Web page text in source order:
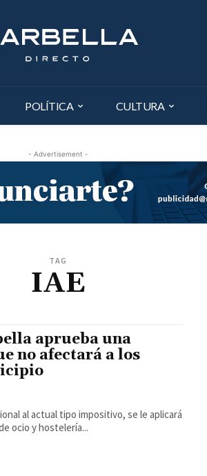
POLÍTICA CULTURA
- Advertisement -
TAG
IAE
aprueba una
no afectará a los
al actual tipo impositivo, se le aplicará
ocio y hostelería...